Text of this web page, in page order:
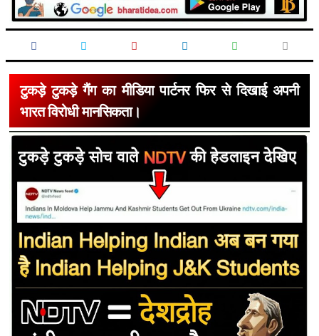
टुकड़े टुकड़े गैंग का मीडिया पार्टनर फिर से दिखाई अपनी
भारत विरोधी मानसिकता।